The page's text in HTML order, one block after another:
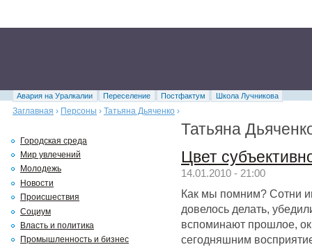
Авария на Уралкалии Переселение Постфактум
Школа Лучникова
Заглавная › Персоны › Татьяна Дьяченко ›
Татьяна
Цвет
14.01.2010 - 21:00
Как мы помним? Сотни
довелось делать,
вспоминают прошлое,
сегодняшним
Городская среда
Мир увлечений
Молодежь
Новости
Происшествия
Социум
Власть и политика
Промышленность и бизнес